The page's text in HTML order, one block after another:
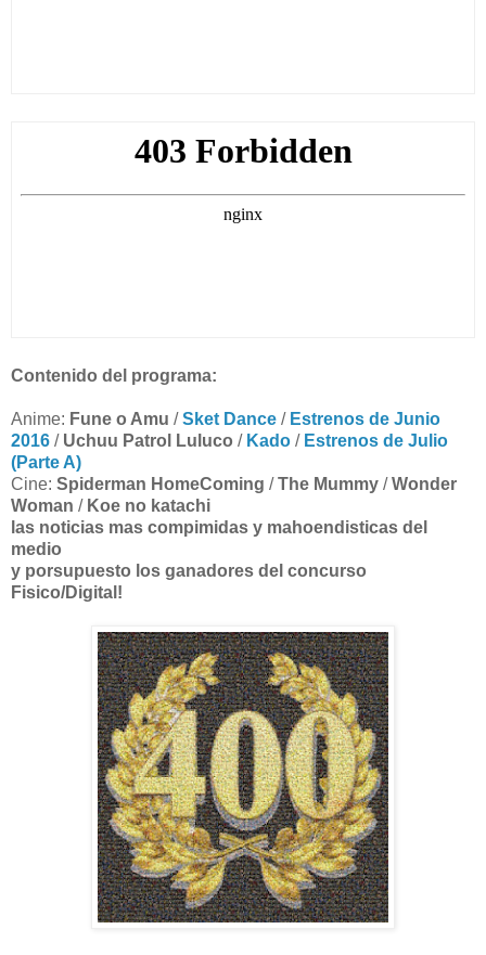
Contenido del programa:
Anime: Fune o Amu /Sket Dance / Estrenos de Junio
2016 / Uchuu Patrol Luluco / Kado / Estrenos de Julio
(Parte A)
Cine: Spiderman HomeComing /The Mummy /Wonder
Woman / Koe no katachi
las noticias mas compimidas y mahoendisticas del
medio
y porsupuesto los ganadores del concurso
Fisico/Digital!